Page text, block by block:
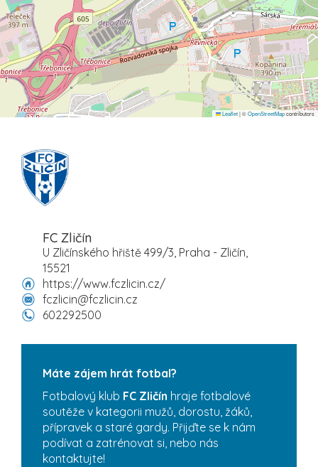
Leaflet|©OpenStreetMapcontributors
FC Zličín
U Zličínského hřiště 499/3, Praha - Zličín,
15521
https://www.fczlicin.cz/
fczlicin@fczlicin.cz
602292500
Máte zájem hrát fotbal?
Fotbalový klub FC Zličín hraje fotbalové
soutěže v kategorii mužů, dorostu, žáků,
přípravek a staré gardy. Přijďte se k nám
podívat a zatrénovat si, nebo nás
kontaktujte!